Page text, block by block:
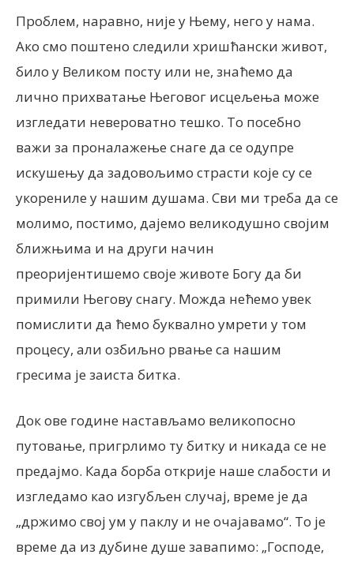
Проблем, наравно, није у Њему, него у нама.
Ако смо поштено следили хришћански живот,
било у Великом посту или не, знаћемо да
лично прихватање Његовог исцељења може
изгледати невероватно тешко. То посебно
важи за проналажење снаге да се одупре
искушењу да задовољимо страсти које су се
укорениле у нашим душама. Сви ми треба да се
молимо, постимо, дајемо великодушно својим
ближњима и на други начин
преоријентишемо своје животе Богу да би
примили Његову снагу. Можда нећемо увек
помислити да ћемо буквално умрети у том
процесу, али озбиљно рвање са нашим
гресима је заиста битка.
Док ове године настављамо великопосно
путовање, пригрлимо ту битку и никада се не
предајмо. Када борба открије наше слабости и
изгледамо као изгубљен случај, време је да
„држимо свој ум у паклу и не очајавамо“. То је
време да из дубине душе завапимо: „Господе,